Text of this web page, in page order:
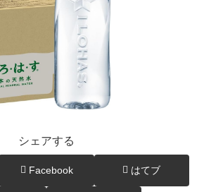
シェアする
Facebook はてブ